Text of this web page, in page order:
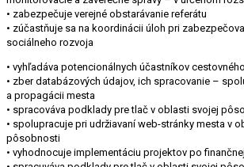
• zabezpečuje verejné obstarávanie referátu
• zúčastňuje sa na koordinácii úloh pri
sociálneho rozvoja
• vyhľadáva potencionálnych účastníkov
• zber databázových údajov, ich spracovanie –
a propagácii mesta
• spracováva podklady pre tlač v oblasti svojej
• spolupracuje pri udržiavaní web-stránky mesta v
pôsobnosti
• vyhodnocuje implementáciu projektov po